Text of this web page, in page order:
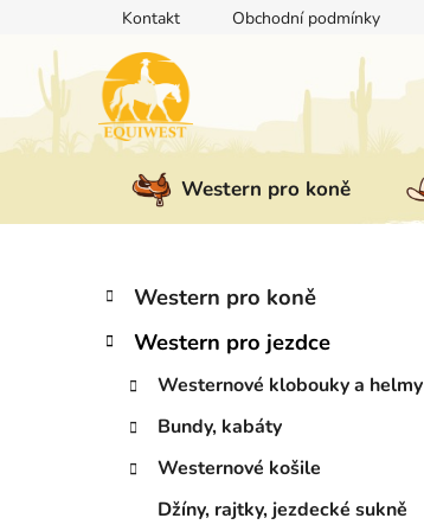
obsah
Kontakt Obchodní podmínky
Western pro koně
P
s
Přeskočit
kategorie
K
a
Western pro koně
Western pro jezdce
Westernové klobouky a helmy
Bundy, kabáty
Westernové košile
Džíny, rajtky, jezdecké sukně